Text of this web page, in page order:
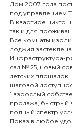
Дом 2007 года
под управлением
В квартире никто
так и для
Все комнаты
лоджия
Инфраструктура-
сад № 25, новый
детских площадок,
шаговой
1 взрослый
продажа, быстрый
полный спектр
Показ в любое